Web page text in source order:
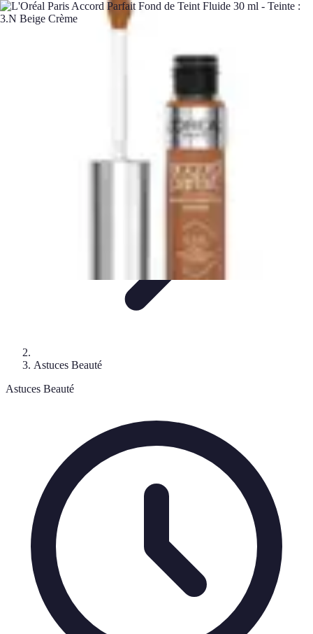
Teint Parfait
SaisonsSoin du Teint Routine de soin
Astuces Beauté
Astuces Beauté